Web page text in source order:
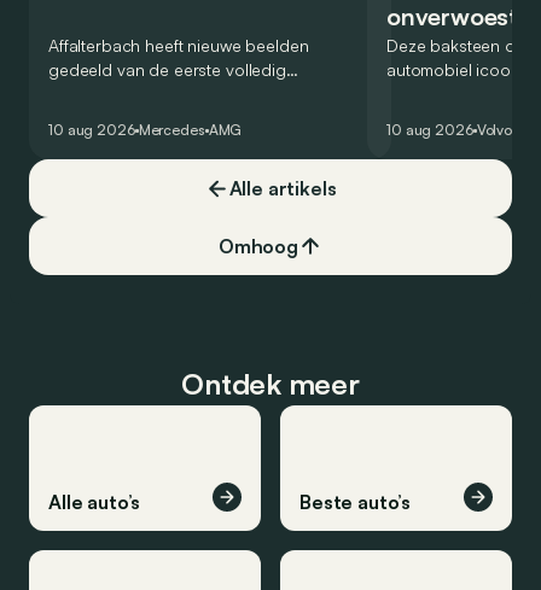
Affalterbach heeft nieuwe beelden
gedeeld van de eerste volledig
wordt echter nog niet prijsgegeven.
10 aug 2026 Mercedes AMG
kubus
Deze baksteen op
automobiel icoon?
onverwoestbare
zeker snuifje
zegt alles: hij was
markt in 4 reeksen.
10 aug 2026 Volvo
Alle artikels
Omhoog
Ontdek meer
Alle auto’s Beste auto’s